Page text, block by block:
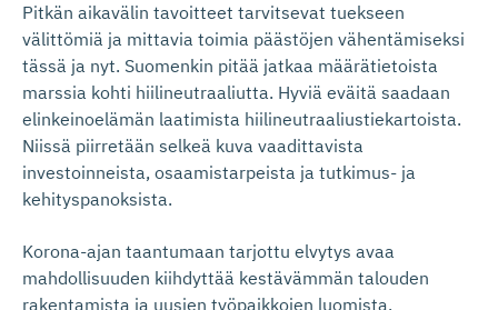
Pitkän aikavälin tavoitteet tarvitsevat tuekseen
välittömiä ja mittavia toimia päästöjen vähentämiseksi
tässä ja nyt. Suomenkin pitää jatkaa määrätietoista
marssia kohti hiilineutraaliutta. Hyviä eväitä saadaan
elinkeinoelämän laatimista hiilineutraaliustiekartoista.
Niissä piirretään selkeä kuva vaadittavista
investoinneista, osaamistarpeista ja tutkimus- ja
kehityspanoksista.
Korona-ajan taantumaan tarjottu elvytys avaa
mahdollisuuden kiihdyttää kestävämmän talouden
rakentamista ja uusien työpaikkojen luomista.